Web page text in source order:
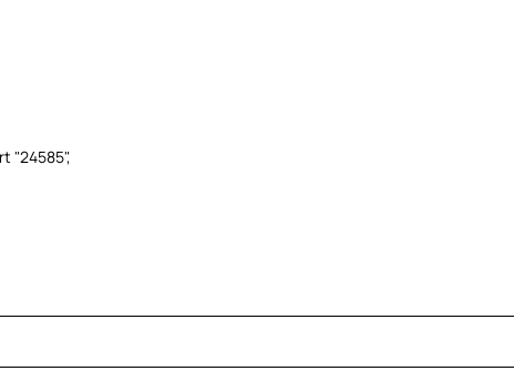
"24585",